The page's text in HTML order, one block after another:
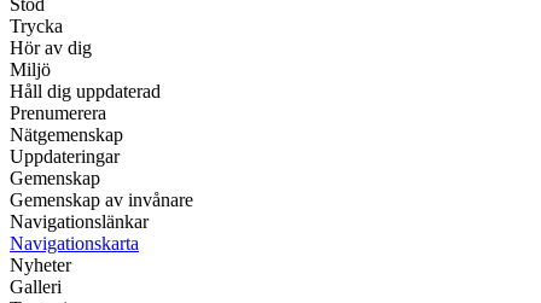
Stöd
Trycka
Hör av dig
Miljö
Håll dig uppdaterad
Prenumerera
Nätgemenskap
Uppdateringar
Gemenskap
Gemenskap av invånare
Navigationslänkar
Navigationskarta
Nyheter
Galleri